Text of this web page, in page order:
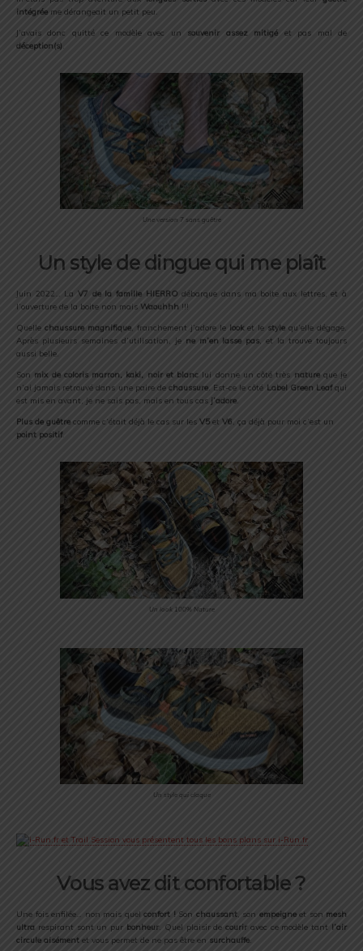
intégrée me dérangeait un petit peu.
J’avais donc quitté ce modèle avec un souvenir assez mitigé et pas mal de
déception(s)
Une version 7 sans guêtre
Un style de dingue qui me plaît
Juin 2022… La V7 de la famille HIERRO débarque dans ma boite aux lettres, et à
l’ouverture de la boite non mais Waouhhh !!!
Quelle chaussure magnifique, franchement j’adore le looket le style qu’elle dégage.
Après plusieurs semaines d’utilisation, je ne m’en lasse pas, et la trouve toujours
aussi belle.
Son mix de coloris marron, kaki, noir et blanc lui donne un côté très natureque je
n’ai jamais retrouvé dans une paire de chaussure. Est-ce le côté Label Green Leafqui
est mis en avant, je ne sais pas, mais en tous cas j’adore.
Plus de guêtre comme c’était déjà le cas sur les V5 et V6, ça déjà pour moi c’est un
point positif.
Un look 100% Nature
Un style qui claque
Vous avez dit confortable ?
Une fois enfilée… non mais quel confort ! Son chaussant, son empeigneet son mesh
ultra respirant sont un pur bonheur. Quel plaisir decourir avec ce modèle tant
l’air
circule aisément et vous permet de ne pas être en surchauffe.